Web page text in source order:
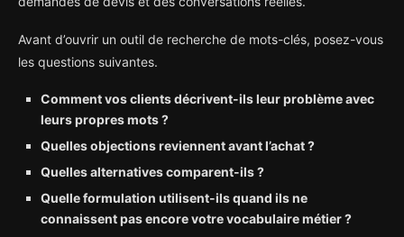
Avant d’ouvrir un outil de recherche de mots-clés, posez-vous
les questions suivantes.
Comment vos clients décrivent-ils leur problème avec
leurs propres mots ?
Quelles objections reviennent avant l’achat ?
Quelles alternatives comparent-ils ?
Quelle formulation utilisent-ils quand ils ne
connaissent pas encore votre vocabulaire métier ?